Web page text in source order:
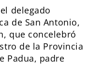
delegado
de San Antonio,
que concelebró
de la Provincia
Padua, padre